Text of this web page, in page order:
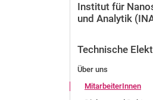
Institut für
und Analytik
Technische
Über uns
MitarbeiterInnen